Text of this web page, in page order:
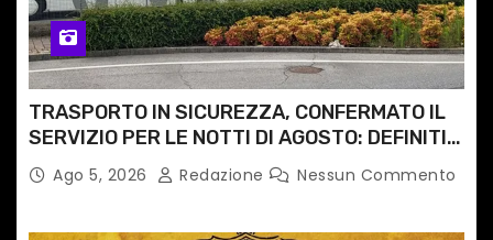
TRASPORTO IN SICUREZZA, CONFERMATO IL
SERVIZIO PER LE NOTTI DI AGOSTO: DEFINITI
PERCORSI, FERMATE E ORARIO
Ago 5, 2026 Redazione Nessun Commento